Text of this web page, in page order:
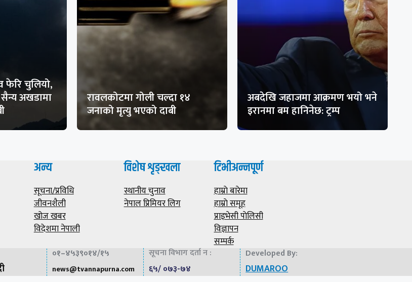
फेरि चुलियो,
अखडामा रावलकोटमा गोली चल्दा १४
जनाको मृत्यु भएको दाबी
अबदेखि जहाजमा आक्रमण भयो भने
इरानमा बम हानिनेछ: ट्रम्प
अन्य
सूचना/प्रविधि
जीवनशैली
खोज खबर
विदेशमा नेपाली
विशेष शृङ्खला
स्थानीय चुनाव
नेपाल प्रिमियर लिग
टिभीअन्नपूर्ण
हाम्राे बारेमा
हाम्राे समूह
प्राइभेसी पाेलिसी
विज्ञापन
सम्पर्क
०१–४५३९०१४/१५
news@tvannapurna.com
सूचना विभाग दर्ता न :
६५/ ०७३-७४
Developed By:
DUMAROO